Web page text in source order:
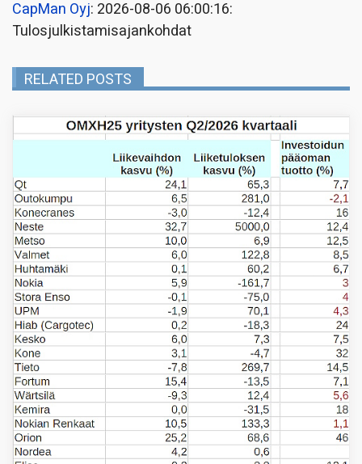
CapMan Oyj: 2026-08-06 06:00:16:
Tulosjulkistamisajankohdat
RELATED POSTS